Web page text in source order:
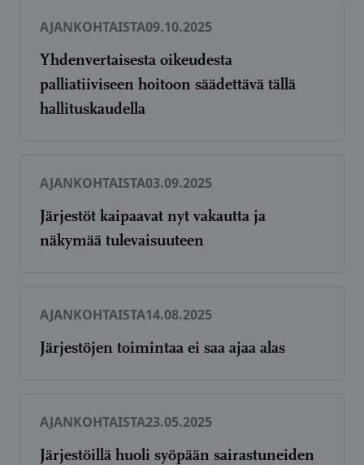
AJANKOHTAISTA09.10.2025
Yhdenvertaisesta oikeudesta
palliatiiviseen hoitoon säädettävä tällä
hallituskaudella
AJANKOHTAISTA03.09.2025
Järjestöt kaipaavat nyt vakautta ja
näkymää tulevaisuuteen
AJANKOHTAISTA14.08.2025
Järjestöjen toimintaa ei saa ajaa alas
AJANKOHTAISTA23.05.2025
Järjestöillä huoli syöpään sairastuneiden